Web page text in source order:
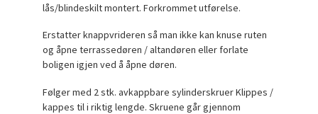
lås/blindeskilt montert. Forkrommet utførelse.
Erstatter knappvrideren så man ikke kan knuse ruten
og åpne terrassedøren / altandøren eller forlate
boligen igjen ved å åpne døren.
Følger med 2 stk. avkappbare sylinderskruer Klippes /
kappes til i riktig lengde. Skruene går gjennom